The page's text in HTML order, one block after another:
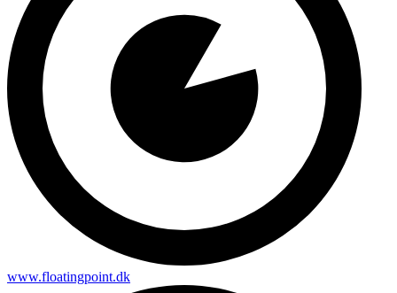
www.floatingpoint.dk